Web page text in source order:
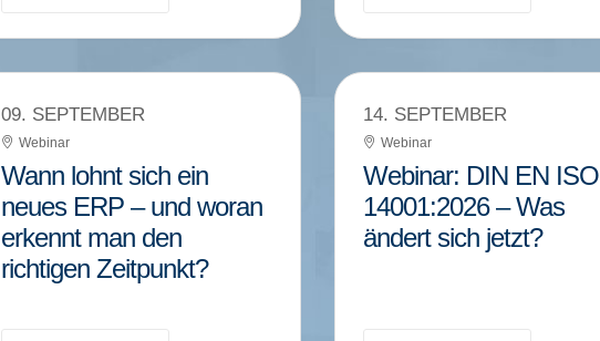
09. SEPTEMBER
Webinar
Wann lohnt sich ein
neues ERP – und woran
erkennt man den
richtigen Zeitpunkt?
14. SEPTEMBER
Webinar
Webinar: DIN EN ISO
14001:2026 – Was
ändert sich jetzt?